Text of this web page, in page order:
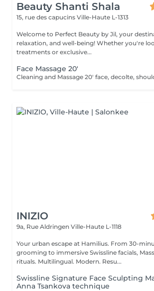
Beauty Shanti Shala
15, rue des capucins Ville-Haute L-1313
Welcome to Perfect Beauty by Jil, your
relaxation, and well-being! Whether you're looking for classic
treatments or exclusive...
Face Massage 20'
Cleaning and Massage 20' face, decolte,
INIZIO
9a, Rue Aldringen Ville-Haute L-1118
Your urban escape at Hamilius. From 30-
grooming to immersive Swissline facials,
rituals. Multilingual. Modern. Resu...
Swissline Signature Face Sculpting
Anna Tsankova technique